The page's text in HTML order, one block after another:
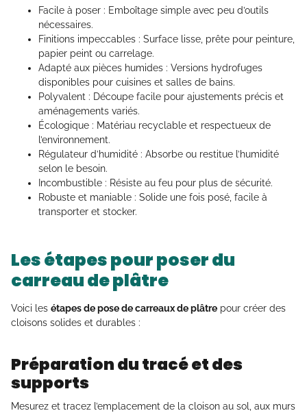
Facile à poser : Emboîtage simple avec peu d’outils
nécessaires.
Finitions impeccables : Surface lisse, prête pour peinture,
papier peint ou carrelage.
Adapté aux pièces humides : Versions hydrofuges
disponibles pour cuisines et salles de bains.
Polyvalent : Découpe facile pour ajustements précis et
aménagements variés.
Écologique : Matériau recyclable et respectueux de
l’environnement.
Régulateur d’humidité : Absorbe ou restitue l’humidité
selon le besoin.
Incombustible : Résiste au feu pour plus de sécurité.
Robuste et maniable : Solide une fois posé, facile à
transporter et stocker.
Les étapes pour poser du
carreau de plâtre
Voici les étapes de pose de carreaux de plâtre pour créer des
cloisons solides et durables :
Préparation du tracé et des
supports
Mesurez et tracez l’emplacement de la cloison au sol, aux murs